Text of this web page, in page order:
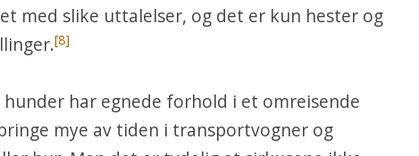
med slike uttalelser, og det er kun hester og
[8]
har egnede forhold i et omreisende
mye av tiden i transportvogner og